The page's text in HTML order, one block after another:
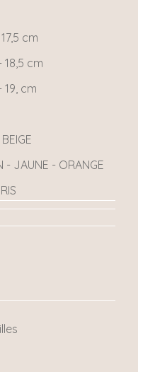
cm
18,5 cm
19, cm
- JAUNE - ORANGE